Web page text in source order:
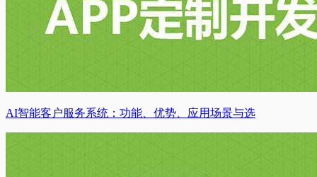
AI智能客户服务系统：功能、优势、应用场景与选